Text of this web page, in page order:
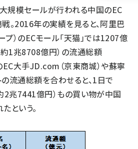
規模セールが行われる中国のEC
戦。2016年の実績を見ると、阿里巴
プ）のECモール「天猫」では1207億
1兆8708億円）の流通総額
EC大手JD.com（京東商城）や蘇寧
流通総額を合わせると、1日で
2兆7441億円）もの買い物が中国
という。